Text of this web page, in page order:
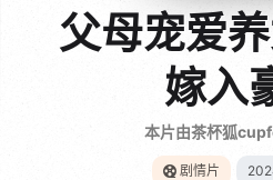
父母宠爱
嫁入
本片由茶杯狐
剧情片